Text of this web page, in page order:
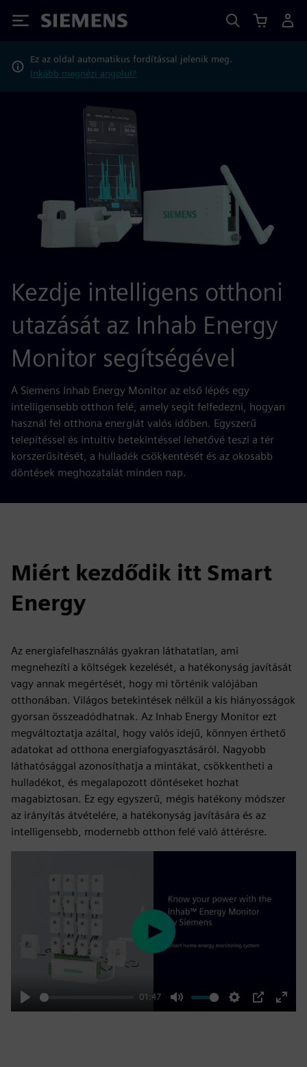
Siemens
Ez az oldal automatikus fordítással jelenik meg.
Inkább megnézi angolul?
Kezdje intelligens otthoni
utazását az Inhab Energy
Monitor segítségével
A Siemens Inhab Energy Monitor az első lépés egy
intelligensebb otthon felé, amely segít felfedezni, hogyan
használ fel otthona energiát valós időben. Egyszerű
telepítéssel és intuitív betekintéssel lehetővé teszi a tér
korszerűsítését, a hulladék csökkentését és az okosabb
döntések meghozatalát minden nap.
Miért kezdődik itt Smart
Energy
Az energiafelhasználás gyakran láthatatlan, ami
megnehezíti a költségek kezelését, a hatékonyság javítását
vagy annak megértését, hogy mi történik valójában
otthonában. Világos betekintések nélkül a kis hiányosságok
gyorsan összeadódhatnak. Az Inhab Energy Monitor ezt
megváltoztatja azáltal, hogy valós idejű, könnyen érthető
adatokat ad otthona energiafogyasztásáról. Nagyobb
láthatósággal azonosíthatja a mintákat, csökkentheti a
hulladékot, és megalapozott döntéseket hozhat
magabiztosan. Ez egy egyszerű, mégis hatékony módszer
az irányítás átvételére, a hatékonyság javítására és az
intelligensebb, modernebb otthon felé való áttérésre.
Play
01:47
Mute Settings
PIP
Enter
Play